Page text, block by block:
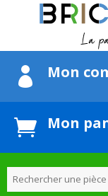
 Mon
 Mon